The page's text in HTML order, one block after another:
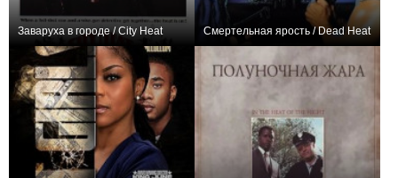
Заваруха в городе / City Heat Смертельная ярость / Dead Heat